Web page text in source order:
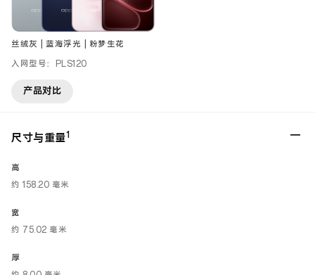
丝绒灰 | 蓝海浮光 | 粉梦生花
入网型号：PLS120
产品对比
尺寸与重量1
高
约 158.20 毫米
宽
约 75.02 毫米
厚